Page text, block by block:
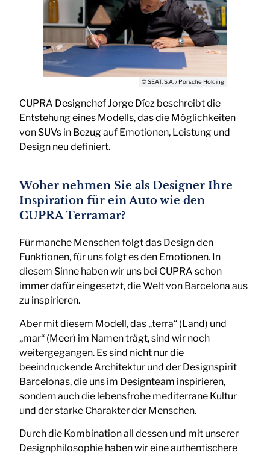
© SEAT, S.A. / Porsche Holding
CUPRA Designchef Jorge Díez beschreibt die
Entstehung eines Modells, das die Möglichkeiten
von SUVs in Bezug auf Emotionen, Leistung und
Design neu definiert.
Woher nehmen Sie als Designer Ihre
Inspiration für ein Auto wie den
CUPRA Terramar?
Für manche Menschen folgt das Design den
Funktionen, für uns folgt es den Emotionen. In
diesem Sinne haben wir uns bei CUPRA schon
immer dafür eingesetzt, die Welt von Barcelona aus
zu inspirieren.
Aber mit diesem Modell, das „terra“ (Land) und
„mar“ (Meer) im Namen trägt, sind wir noch
weitergegangen. Es sind nicht nur die
beeindruckende Architektur und der Designspirit
Barcelonas, die uns im Designteam inspirieren,
sondern auch die lebensfrohe mediterrane Kultur
und der starke Charakter der Menschen.
Durch die Kombination all dessen und mit unserer
Designphilosophie haben wir eine authentischere